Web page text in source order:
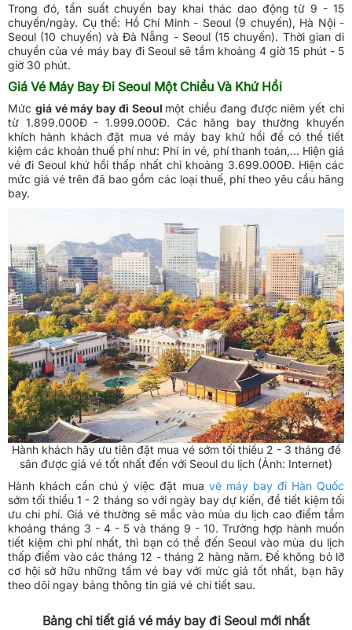
Trong đó, tần suất chuyến bay khai thác dao động từ 9 - 15
chuyến/ngày. Cụ thể: Hồ Chí Minh - Seoul (9 chuyến), Hà Nội -
Seoul (10 chuyến) và Đà Nẵng - Seoul (15 chuyến). Thời gian di
chuyển của vé máy bay đi Seoul sẽ tầm khoảng 4 giờ 15 phút - 5
giờ 30 phút.
Giá Vé Máy Bay Đi Seoul Một Chiều Và Khứ Hồi
Mức giá vé máy bay đi Seoul một chiều đang được niêm yết chỉ
từ 1.899.000Đ - 1.999.000Đ. Các hãng bay thường khuyến
khích hành khách đặt mua vé máy bay khứ hồi để có thể tiết
kiệm các khoản thuế phí như: Phí in vé, phí thanh toán,... Hiện giá
vé đi Seoul khứ hồi thấp nhất chỉ khoảng 3.699.000Đ. Hiện các
mức giá vé trên đã bao gồm các loại thuế, phí theo yêu cầu hãng
bay.
Hành khách hãy ưu tiên đặt mua vé sớm tối thiểu 2 - 3 tháng để
săn được giá vé tốt nhất đến với Seoul du lịch (Ảnh: Internet)
Hành khách cần chú ý việc đặt mua vé máy bay đi Hàn Quốc
sớm tối thiểu 1 - 2 tháng so với ngày bay dự kiến, để tiết kiệm tối
ưu chi phí. Giá vé thường sẽ mắc vào mùa du lịch cao điểm tầm
khoảng tháng 3 - 4 - 5 và tháng 9 - 10. Trường hợp hành muốn
tiết kiệm chi phí nhất, thì bạn có thể đến Seoul vào mùa du lịch
thấp điểm vào các tháng 12 - tháng 2 hàng năm. Để không bỏ lỡ
cơ hội sở hữu những tấm vé bay với mức giá tốt nhất, bạn hãy
theo dõi ngay bảng thông tin giá vé chi tiết sau.
Bảng chi tiết giá vé máy bay đi Seoul mới nhất